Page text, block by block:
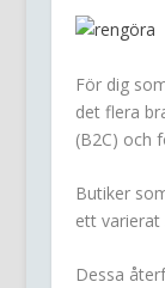
För dig
det flera
(B2C) och
Butiker
ett
Dessa